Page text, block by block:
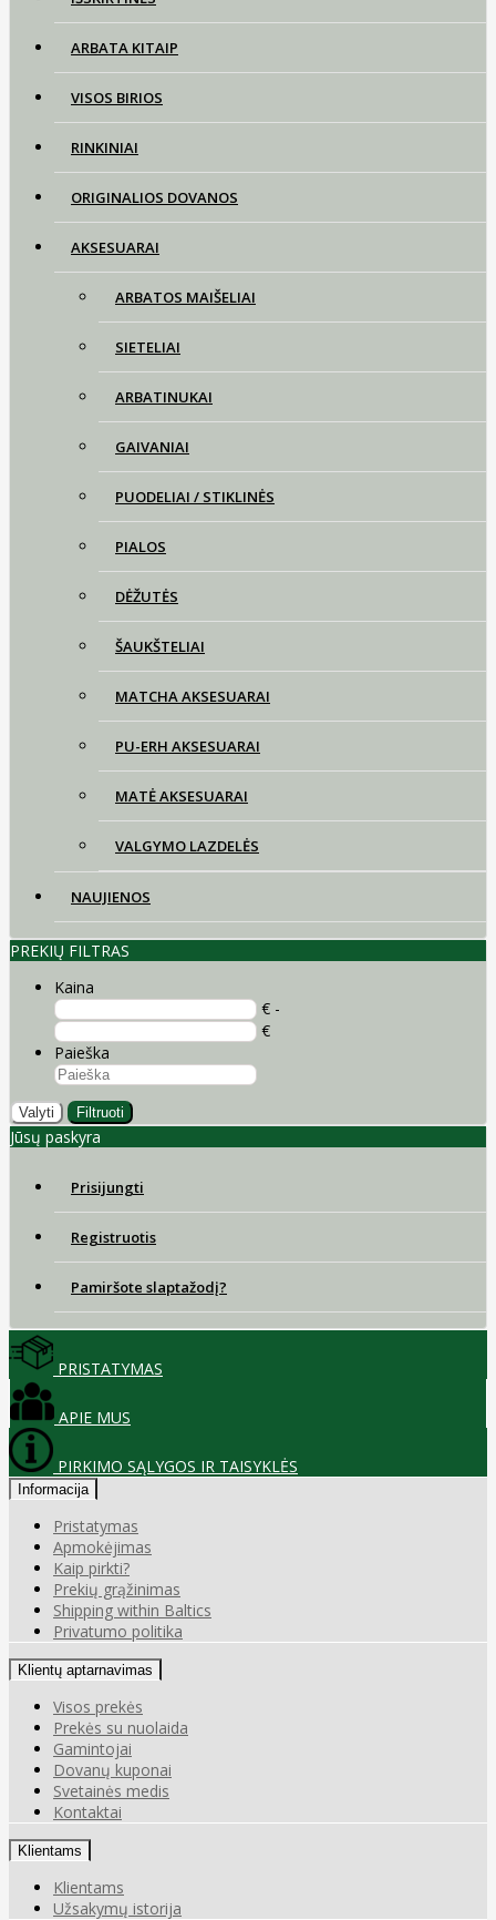
ARBATA KITAIP
VISOS BIRIOS
RINKINIAI
ORIGINALIOS DOVANOS
AKSESUARAI
ARBATOS MAIŠELIAI
SIETELIAI
ARBATINUKAI
GAIVANIAI
PUODELIAI / STIKLINĖS
PIALOS
DĖŽUTĖS
ŠAUKŠTELIAI
MATCHA AKSESUARAI
PU-ERH AKSESUARAI
MATĖ AKSESUARAI
VALGYMO LAZDELĖS
NAUJIENOS
PREKIŲ FILTRAS
Kaina
€ -
€
Paieška
Valyti Filtruoti
Jūsų paskyra
Prisijungti
Registruotis
Pamiršote slaptažodį?
PRISTATYMAS
APIE MUS
PIRKIMO SĄLYGOS IR TAISYKLĖS
Informacija
Pristatymas
Apmokėjimas
Kaip pirkti?
Prekių grąžinimas
Shipping within Baltics
Privatumo politika
Klientų aptarnavimas
Visos prekės
Prekės su nuolaida
Gamintojai
Dovanų kuponai
Svetainės medis
Kontaktai
Klientams
Klientams
Užsakymų istorija